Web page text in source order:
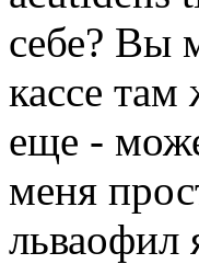
себе? Вы
кассе
еще -
меня
льваофил